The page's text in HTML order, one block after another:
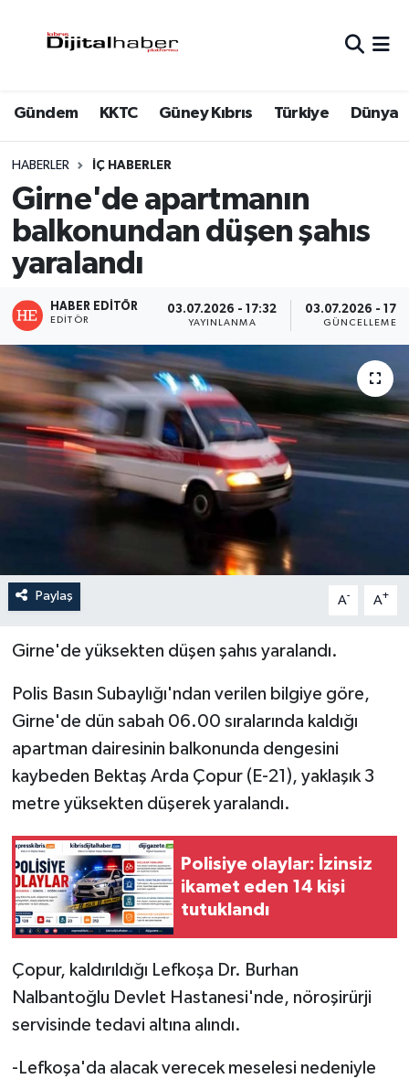
Gündem KKTC Güney Kıbrıs Türkiye Dünya
HABERLER İÇ HABERLER
Girne'de apartmanın
balkonundan düşen şahıs
yaralandı
HABER EDITÖR
EDITÖR
03.07.2026 - 17:32
YAYINLANMA
03.07.2026 -
GÜNCELLEME
Paylaş A- A+
Girne'de yüksekten düşen şahıs yaralandı.
Polis Basın Subaylığı'ndan verilen bilgiye göre,
Girne'de dün sabah 06.00 sıralarında kaldığı
apartman dairesinin balkonunda dengesini
kaybeden Bektaş Arda Çopur (E-21), yaklaşık 3
metre yüksekten düşerek yaralandı.
Polisiye olaylar: İzinsiz
ikamet eden 14 kişi
tutuklandı
Çopur, kaldırıldığı Lefkoşa Dr. Burhan
Nalbantoğlu Devlet Hastanesi'nde, nöroşirürji
servisinde tedavi altına alındı.
-Lefkoşa'da alacak verecek meselesi nedeniyle
Trafik Durumu
Süper Lig Puan Durumu ve Fikstür
Tüm Manşetler
Son Dakika Haberleri
Haber Arşivi